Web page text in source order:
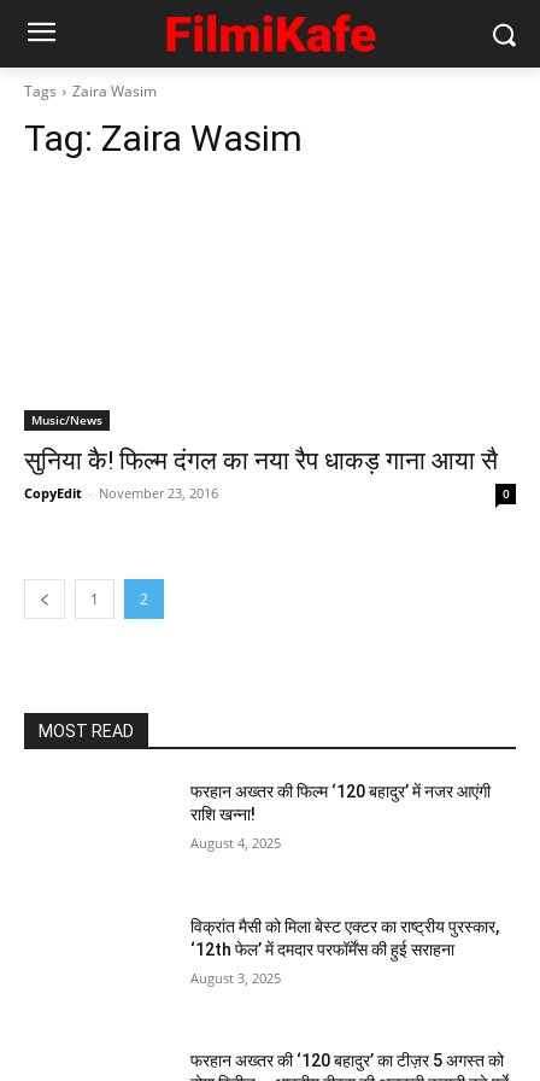
Tags Zaira Wasim
Tag: Zaira Wasim
Music/News
सुनिया कै! फिल्‍म दंगल का नया रैप धाकड़ गाना आया सै
CopyEdit - November 23, 2016 0
1 2
MOST READ
फरहान अख्तर की फिल्म ‘120 बहादुर’ में नजर आएंगी
राशि खन्ना!
August 4, 2025
विक्रांत मैसी को मिला बेस्ट एक्टर का राष्ट्रीय पुरस्कार,
‘12th फेल’ में दमदार परफॉर्मेंस की हुई सराहना
August 3, 2025
फरहान अख्तर की ‘120 बहादुर’ का टीज़र 5 अगस्त को